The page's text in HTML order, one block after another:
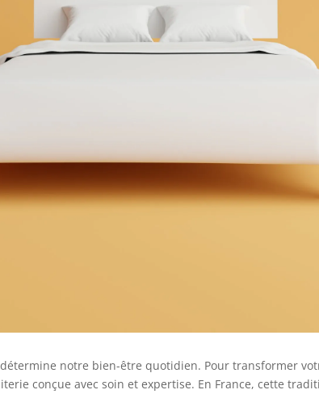
notre bien-être quotidien. Pour transformer
conçue avec soin et expertise. En France, cette